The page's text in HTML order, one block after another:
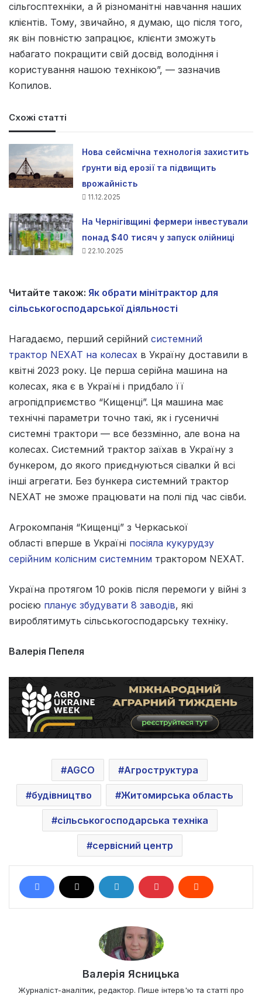
сільгосптехніки, а й різноманітні навчання наших
клієнтів. Тому, звичайно, я думаю, що після того,
як він повністю запрацює, клієнти зможуть
набагато покращити свій досвід володіння і
користування нашою технікою”, — зазначив
Копилов.
Схожі статті
Нова сейсмічна технологія захистить
ґрунти від ерозії та підвищить
врожайність
11.12.2025
На Чернігівщині фермери інвестували
понад $40 тисяч у запуск олійниці
22.10.2025
Читайте також: Як обрати мінітрактор для
сільськогосподарської діяльності
Нагадаємо, перший серійний системний
трактор NEXAT на колесах в Україну доставили в
квітні 2023 року. Це перша серійна машина на
колесах, яка є в Україні і придбало її
агропідприємство “Кищенці”. Ця машина має
технічні параметри точно такі, як і гусеничні
системні трактори — все беззмінно, але вона на
колесах. Системний трактор заїхав в Україну з
бункером, до якого приєднуються сівалки й всі
інші агрегати. Без бункера системний трактор
NEXAT не зможе працювати на полі під час сівби.
Агрокомпанія “Кищенці” з Черкаської
області вперше в Україні посіяла кукурудзу
серійним колісним системним трактором NEXAT.
Україна протягом 10 років після перемоги у війні з
росією планує збудувати 8 заводів, які
вироблятимуть сільськогосподарську техніку.
Валерія Пепеля
AGCO Агроструктура
будівництво Житомирська область
сільськогосподарська техніка
сервісний центр
Валерія Ясницька
Журналіст-аналітик, редактор. Пише інтерв'ю та статті про